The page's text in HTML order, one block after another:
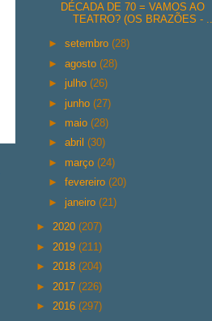
DÉCADA DE 70 = VAMOS AO
TEATRO? (OS BRAZÕES - ...
►setembro(28)
►agosto(28)
►julho(26)
►junho(27)
► maio(28)
►abril(30)
► março(24)
►fevereiro(20)
►janeiro(21)
► 2020 (207)
► 2019 (211)
► 2018 (204)
► 2017 (226)
► 2016 (297)